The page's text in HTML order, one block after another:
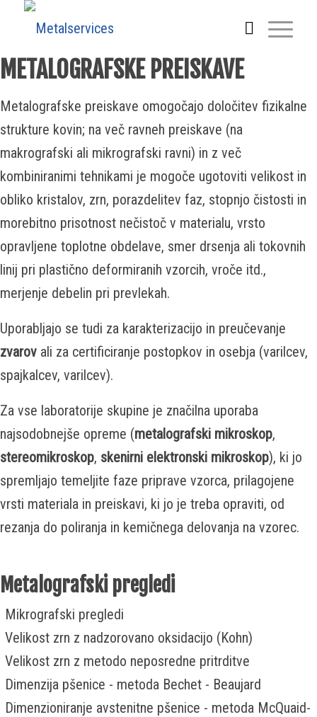
METALOGRAFSKE PREISKAVE
Metalografske preiskave omogočajo določitev fizikalne
strukture kovin; na več ravneh preiskave (na
makrografski ali mikrografski ravni) in z več
kombiniranimi tehnikami je mogoče ugotoviti velikost in
obliko kristalov, zrn, porazdelitev faz, stopnjo čistosti in
morebitno prisotnost nečistoč v materialu, vrsto
opravljene toplotne obdelave, smer drsenja ali tokovnih
linij pri plastično deformiranih vzorcih, vroče itd.,
merjenje debelin pri prevlekah.
Uporabljajo se tudi za karakterizacijo in preučevanje
zvarov ali za certificiranje postopkov in osebja (varilcev,
spajkalcev, varilcev).
Za vse laboratorije skupine je značilna uporaba
najsodobnejše opreme (metalografski mikroskop,
stereomikroskop, skenirni elektronski mikroskop), ki jo
spremljajo temeljite faze priprave vzorca, prilagojene
vrsti materiala in preiskavi, ki jo je treba opraviti, od
rezanja do poliranja in kemičnega delovanja na vzorec.
Metalografski pregledi
Mikrografski pregledi
Velikost zrn z nadzorovano oksidacijo (Kohn)
Velikost zrn z metodo neposredne pritrditve
Dimenzija pšenice - metoda Bechet - Beaujard
Dimenzioniranje avstenitne pšenice - metoda McQuaid-